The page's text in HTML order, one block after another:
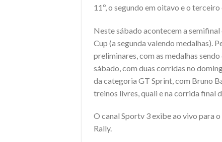
11º, o segundo em oitavo e o
Neste sábado acontecem a
Cup (a segunda valendo medalhas).
preliminares, com as medalhas
sábado, com duas corridas no
da categoria GT Sprint, com Bruno
treinos livres, quali e na corrida final
O canal Sportv 3 exibe ao vivo para
Rally.